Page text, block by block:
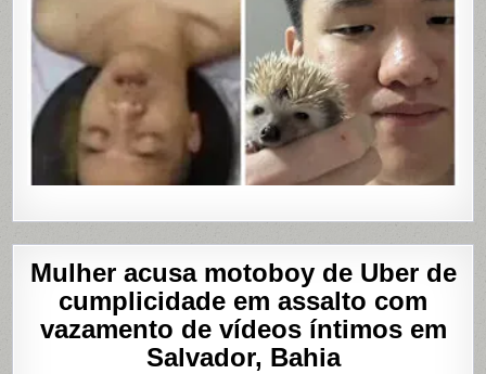
Mulher acusa motoboy de Uber de
cumplicidade em assalto com
vazamento de vídeos íntimos em
Salvador, Bahia